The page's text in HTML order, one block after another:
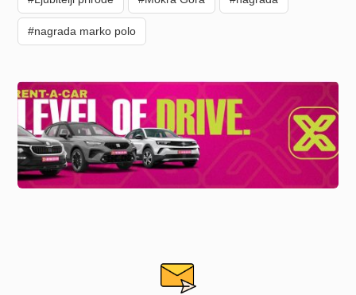
#nagrada marko polo